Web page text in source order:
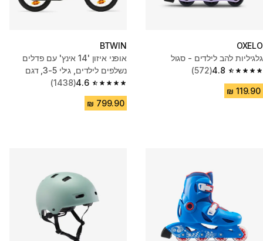
OXELO
גלגיליות להב לילדים - סגול
4.8
4.8 out of 5 stars from 572 reviews
(572)
BTWIN
אופני איזון '14 אינץ' עם פדלים
נשלפים לילדים, גילי 3-5, דגם
Discover 500 - ורוד
4.6
4.6 out of 5 stars from 1438 reviews
(1438)